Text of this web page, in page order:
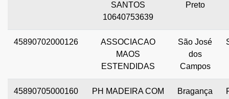
SANTOS
10640753639
Preto
45890702000126
ASSOCIACAO
MAOS
ESTENDIDAS
São José
dos
Campos
45890705000160
PH MADEIRA COM
Bragança